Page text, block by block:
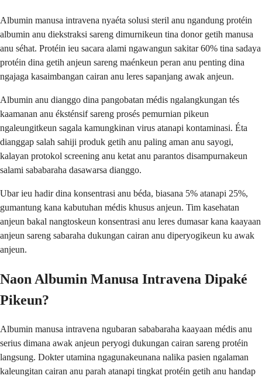
Albumin manusa intravena nyaéta solusi steril anu ngandung protéin
albumin anu diekstraksi sareng dimurnikeun tina donor getih manusa
anu séhat. Protéin ieu sacara alami ngawangun sakitar 60% tina sadaya
protéin dina getih anjeun sareng maénkeun peran anu penting dina
ngajaga kasaimbangan cairan anu leres sapanjang awak anjeun.
Albumin anu dianggo dina pangobatan médis ngalangkungan tés
kaamanan anu éksténsif sareng prosés pemurnian pikeun
ngaleungitkeun sagala kamungkinan virus atanapi kontaminasi. Éta
dianggap salah sahiji produk getih anu paling aman anu sayogi,
kalayan protokol screening anu ketat anu parantos disampurnakeun
salami sababaraha dasawarsa dianggo.
Ubar ieu hadir dina konsentrasi anu béda, biasana 5% atanapi 25%,
gumantung kana kabutuhan médis khusus anjeun. Tim kasehatan
anjeun bakal nangtoskeun konsentrasi anu leres dumasar kana kaayaan
anjeun sareng sabaraha dukungan cairan anu diperyogikeun ku awak
anjeun.
Naon Albumin Manusa Intravena Dipaké
Pikeun?
Albumin manusa intravena ngubaran sababaraha kaayaan médis anu
serius dimana awak anjeun peryogi dukungan cairan sareng protéin
langsung. Dokter utamina ngagunakeunana nalika pasien ngalaman
kaleungitan cairan anu parah atanapi tingkat protéin getih anu handap